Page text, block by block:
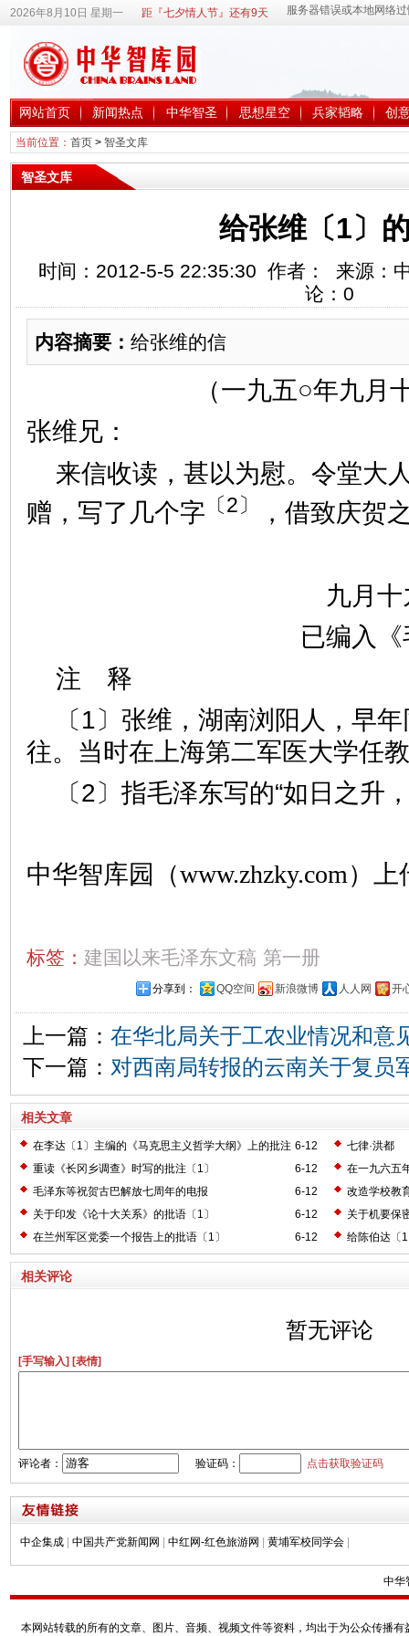
2026年8月10日 星期一 距『七夕情人节』还有9天
网站首页 新闻热点 中华智圣 思想星空 兵家韬略 创
当前位置： 首页> 智圣文库
智圣文库
给张维〔1〕
时间：2012-5-5 22:35:30 作者： 来源：
论： 0
内容摘要： 给张维的信
（一九五○年九月
张维兄：
来信收读，甚以为慰。令堂大
赠，写了几个字 〔2〕 ，借致庆贺
九月
已编入
注 释
〔1〕张维，湖南浏阳人，早
往。当时在上海第二军医大学任
〔2〕指毛泽东写的“如日之升
中华智库园（www.zhzky.com）上
标签： 建国以来毛泽东文稿 第一册
分享到： QQ空间 新浪微博 人人网 开
上一篇： 在华北局关于工农业情况和意
下一篇： 对西南局转报的云南关于复员
相关文章
6-12
在李达〔1〕主编的《马克思主义哲学大纲》上的批注
〔2〕
七律·洪都
6-12
重读《长冈乡调查》时写的批注〔1〕
在一九六五
6-12
毛泽东等祝贺古巴解放七周年的电报
改造学校教
6-12
关于印发《论十大关系》的批语〔1〕
关于机要保
6-12
在兰州军区党委一个报告上的批语〔1〕 给陈伯达〔
相关评论
暂无评论
[手写输入] [表情]
评论者： 验证码： 点击获取验证码
中企集成 中国共产党新闻网 中红网-红色旅游网 黄埔军校同学会
中华
本网站转载的所有的文章、图片、音频、视频文件等资料，均出于为公众传播